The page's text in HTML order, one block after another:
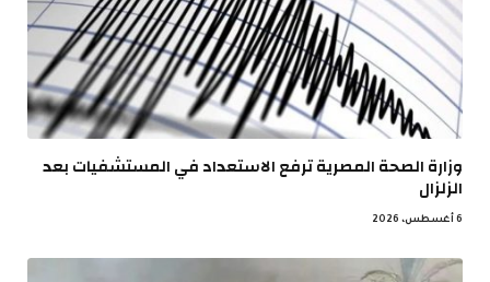
وزارة الصحة المصرية ترفع الاستعداد في المستشفيات بعد
الزلزال
6 أغسطس، 2026